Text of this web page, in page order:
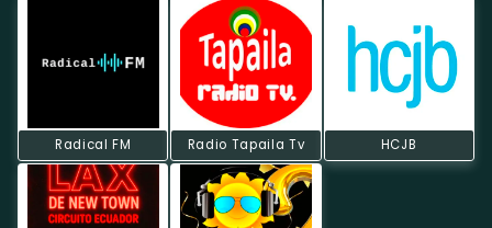
Radical FM Radio Tapaila Tv HCJB